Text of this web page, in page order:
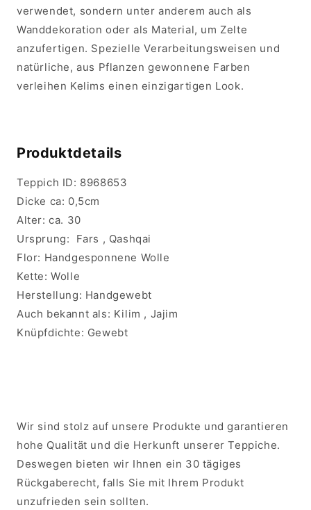
verwendet, sondern unter anderem auch als
Wanddekoration oder als Material, um Zelte
anzufertigen. Spezielle Verarbeitungsweisen und
natürliche, aus Pflanzen gewonnene Farben
verleihen Kelims einen einzigartigen Look.
Produktdetails
Teppich ID: 8968653
Dicke ca: 0,5cm
Alter: ca. 30
Ursprung: Fars , Qashqai
Flor: Handgesponnene Wolle
Kette: Wolle
Herstellung: Handgewebt
Auch bekannt als: Kilim , Jajim
Knüpfdichte: Gewebt
Wir sind stolz auf unsere Produkte und garantieren
hohe Qualität und die Herkunft unserer Teppiche.
Deswegen bieten wir Ihnen ein 30 tägiges
Rückgaberecht, falls Sie mit Ihrem Produkt
unzufrieden sein sollten.